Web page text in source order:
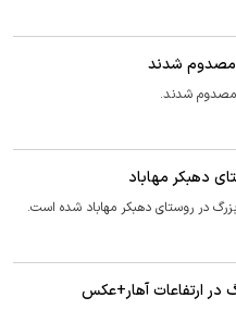
دهبکر مهاباد
در روستای دهبکر مهاباد شده است.